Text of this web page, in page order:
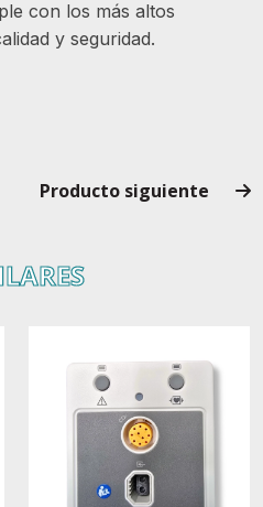
con los más altos
y seguridad.
Producto siguiente